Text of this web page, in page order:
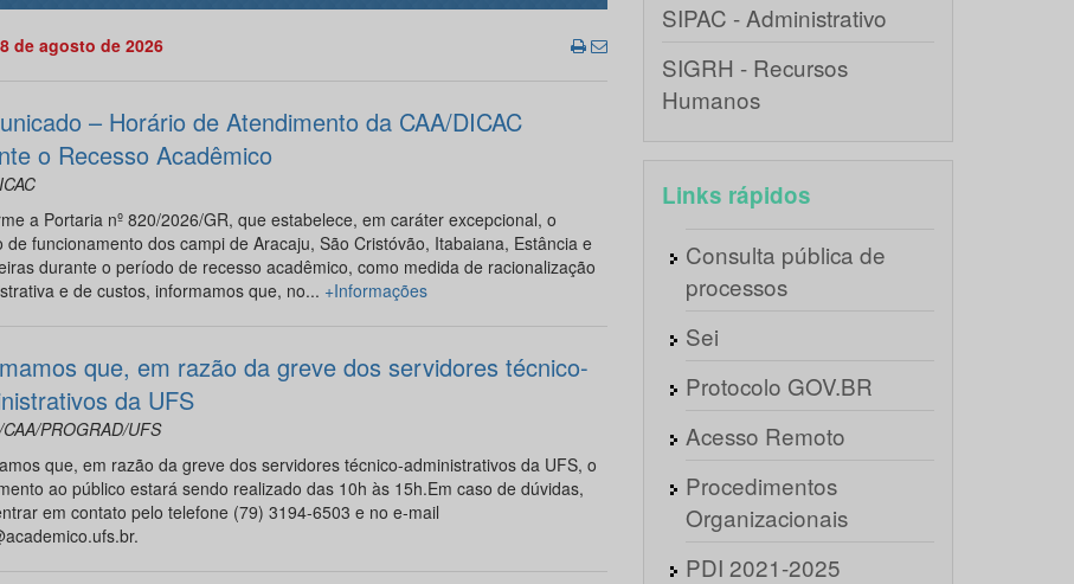
de agosto de 2026
– Horário de Atendimento da CAA/DICAC
o Recesso Acadêmico
a Portaria nº 820/2026/GR, que estabelece, em caráter excepcional, o
de funcionamento dos campi de Aracaju, São Cristóvão, Itabaiana, Estância e
durante o período de recesso acadêmico, como medida de racionalização
e de custos, informamos que, no... +Informações
que, em razão da greve dos servidores técnico-
da UFS
PROGRAD/UFS
que, em razão da greve dos servidores técnico-administrativos da UFS, o
ao público estará sendo realizado das 10h às 15h.Em caso de dúvidas,
em contato pelo telefone (79) 3194-6503 e no e-mail
SIPAC - Administrativo
SIGRH - Recursos
Humanos
Links rápidos
Consulta pública de
processos
Sei
Protocolo GOV.BR
Acesso Remoto
Procedimentos
Organizacionais
PDI 2021-2025